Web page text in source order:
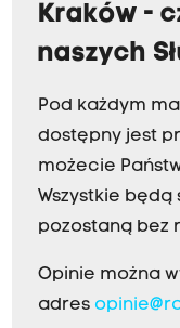
Kraków -
naszych
Pod każdym
dostępny jest
możecie
Wszystkie
pozostaną bez
Opinie można
adres